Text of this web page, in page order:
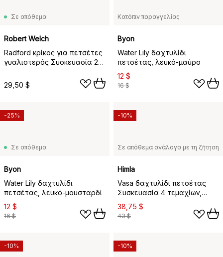
Σε απόθεμα
Robert Welch
Radford κρίκος για πετσέτες
γυαλιστερός Συσκευασία 2
ατσάλι
29,50 $
Κατόπιν παραγγελίας
Byon
Water Lily δαχτυλίδι
πετσέτας, λευκό-μαύρο
12 $
16 $
Σε απόθεμα
Byon
Water Lily δαχτυλίδι
πετσέτας, λευκό-μουσταρδί
12 $
16 $
-25%
Σε απόθεμα ανάλογα με τη ζήτηση
Himla
Vasa δαχτυλίδι πετσέτας
Συσκευασία 4 τεμαχίων,
μπρούτζος
38,75 $
43 $
-10%
-10% -10%